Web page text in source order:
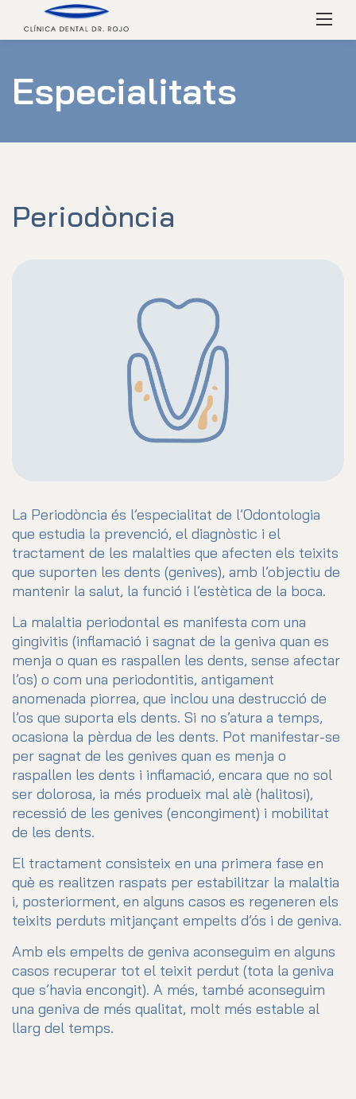
content
Menú
Especialitats
Periodòncia
La Periodòncia és l’especialitat de l’Odontologia
que estudia la prevenció, el diagnòstic i el
tractament de les malalties que afecten els teixits
que suporten les dents (genives), amb l’objectiu de
mantenir la salut, la funció i l’estètica de la boca.
La malaltia periodontal es manifesta com una
gingivitis (inflamació i sagnat de la geniva quan es
menja o quan es raspallen les dents, sense afectar
l’os) o com una periodontitis, antigament
anomenada piorrea, que inclou una destrucció de
l’os que suporta els dents. Si no s’atura a temps,
ocasiona la pèrdua de les dents. Pot manifestar-se
per sagnat de les genives quan es menja o
raspallen les dents i inflamació, encara que no sol
ser dolorosa, ia més produeix mal alè (halitosi),
recessió de les genives (encongiment) i mobilitat
de les dents.
El tractament consisteix en una primera fase en
què es realitzen raspats per estabilitzar la malaltia
i, posteriorment, en alguns casos es regeneren els
teixits perduts mitjançant empelts d’ós i de geniva.
Amb els empelts de geniva aconseguim en alguns
casos recuperar tot el teixit perdut (tota la geniva
que s’havia encongit). A més, també aconseguim
una geniva de més qualitat, molt més estable al
llarg del temps.